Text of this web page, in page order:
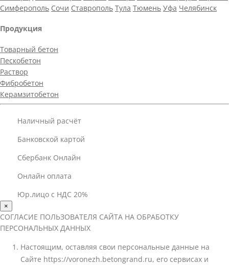
Симферополь Сочи Ставрополь Тула Тюмень Уфа Челябинск
Продукция
Товарный бетон
Пескобетон
Раствор
Фибробетон
Керамзитобетон
Наличный расчёт
Банковской картой
Сбербанк Онлайн
Онлайн оплата
Юр.лицо с НДС 20%
×
СОГЛАСИЕ ПОЛЬЗОВАТЕЛЯ САЙТА НА ОБРАБОТКУ
ПЕРСОНАЛЬНЫХ ДАННЫХ
Настоящим, оставляя свои персональные данные на
Сайте https://voronezh.betongrand.ru, его сервисах и